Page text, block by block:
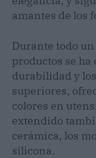
amantes de los
Durante todo
productos se ha
durabilidad y
superiores,
colores en
extendido
cerámica, los
silicona.